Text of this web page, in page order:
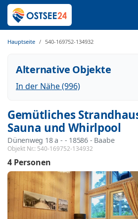
Hauptseite 540-169752-134932
Alternative Objekte
In der Nähe (996)
Gemütliches
Sauna und Whirlpool
Dünenweg 18 a - - 18586 - Baabe
Objekt Nr.: 540-169752-134932
4 Personen